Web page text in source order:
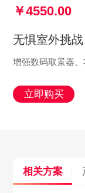
￥4550.00
无惧室外挑战
增强数码取景器
立即购买
相关方案